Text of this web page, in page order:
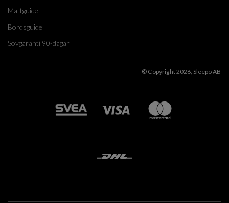
Mattguide
Bordsguide
Sovgaranti 90-dagar
© Copyright 2026, Sleepo AB